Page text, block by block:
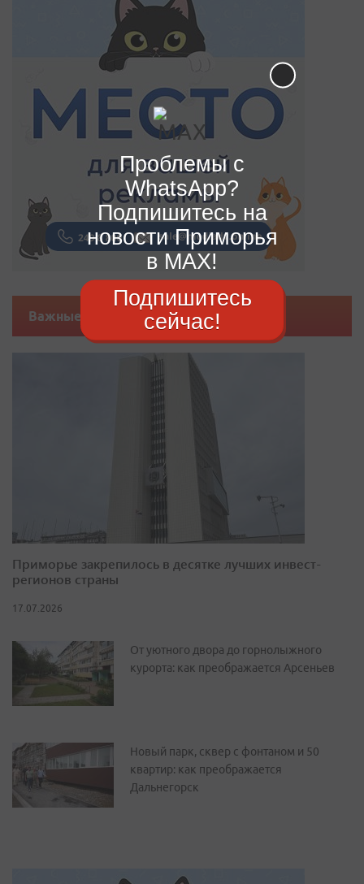
Важные новости
Приморье закрепилось в десятке лучших инвест-
регионов страны
17.07.2026
От уютного двора до горнолыжного
курорта: как преображается Арсеньев
Новый парк, сквер с фонтаном и 50
квартир: как преображается
Дальнегорск
Проблемы с
WhatsApp?
Подпишитесь на
новости Приморья
в MAX!
Подпишитесь
сейчас!